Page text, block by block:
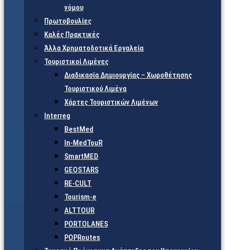
νόμου
Πρωτοβουλίες
Καλές Πρακτικές
Άλλα Χρηματοδοτικά Εργαλεία
Τουριστικοί Λιμένες
Διαδικασία Δημιουργίας – Χωροθέτησης
Τουριστικού Λιμένα
Χάρτες Τουριστικών Λιμένων
Interreg
BestMed
In-MedTouR
SmartMED
GEOSTARS
RE-CULT
Tourism-e
ALTTOUR
PORTOLANES
POPRoutes